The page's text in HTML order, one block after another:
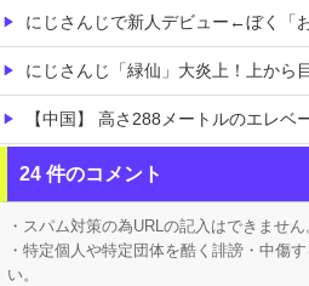
にじさんじで新人デビュー←ぼく「おいおい今までとタ
にじさんじ「緑仙」大炎上！上から目線で圧が強い返信「もうすでに歌ってる」埋もれ
【中国】 高さ288メートルのエレベーターで学校に通う雲
【画像】 日本さん、避難所が各国と
【凄すぎる】 力士の嫁に美人が多い理由
24 件のコメント
・スパム対策の為URLの記入はできません
・特定個人や特定団体を酷く誹謗・中傷
い。